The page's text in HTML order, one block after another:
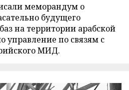
меморандум о
будущего
на территории арабской
управление по связям с
МИД.